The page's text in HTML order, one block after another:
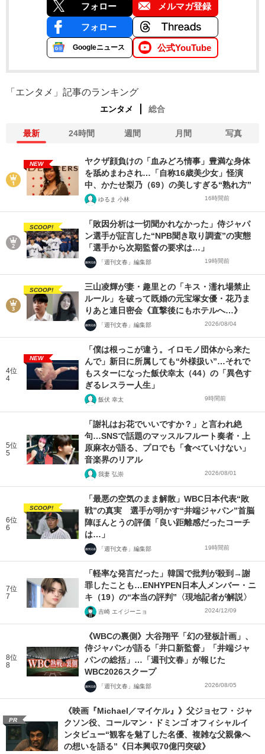
フォロー メルマガ登録
フォロー
Googleニュース 公式YouTube
「エンタメ」記事のランキング
エンタメ 総合
最新 24時間 週間 月間 写真
NEW
ヤクザ顔負けの「血みどろ情事」豊満な身体
を舐めまわされ…「自称16歳美少女」怪演
中、かたせ梨乃（69）の美しすぎる“熟れ方”
ゆるま 小林 16時間前
SCOOP!
「敗因分析は一切聞かれなかった」侍ジャパ
ン選手が証言した“NPB聞き取り調査”の実態
「選手から次期監督の要求は…」
「週刊文春」編集部 19時間前
SCOOP!
三山凌輝が妻・趣里との「キス・濡れ場禁止
ルール」を破って既婚の元宝塚女優・花乃ま
りあと連日密会《直撃後にもホテルへ…》
「週刊文春」編集部 2026/08/04
4位
4
NEW
「僕は根っこが違う。イロモノ団体から来た
んで」新日に所属しても“外様扱い”…それで
もスターになった飯伏幸太（44）の「異色す
ぎるレスラー人生」
飯伏 幸太 9時間前
5位
5
「謝礼はお花でいいですか？」と言われ絶
句…SNSで話題のマッスルフルート奏者・上
原麻衣が語る、プロでも「食べていけない」
音楽界のリアル
我妻 弘崇 2026/08/01
6位
6
SCOOP!
「最悪の空気のまま解散」WBC日本代表“敗
戦”の真実 選手が明かす“井端ジャパン”首脳
陣ほんとうの評価「良い距離感だったコーチ
は…」
「週刊文春」編集部 19時間前
7位
7
「軽率な発言だった」韓国で批判が殺到→謝
罪したことも…ENHYPEN日本人メンバー・ニ
キ（19）の“本当の評判”〈現地記者が解説〉
吉崎 エイジーニョ 2024/12/09
8位
8
《WBCの裏側》大谷翔平「幻の登板計画」、
侍ジャパンが語る「井口新監督」「井端ジャ
パンの総括」…「週刊文春」が報じた
WBC2026スクープ
「週刊文春」編集部 2026/08/05
PR
《映画『Michael／マイケル』》父ジョセフ・ジャ
クソン役、コールマン・ドミンゴ オフィシャルイ
ンタビュー“観客を魅了した名優、複雑な父親像へ
の想いを語る”《日本興収70億円突破》